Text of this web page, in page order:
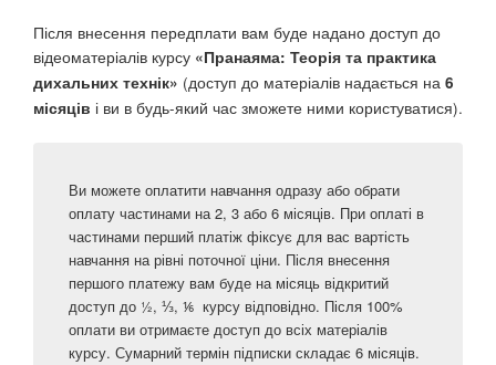
Після внесення передплати вам буде надано доступ до
відеоматеріалів курсу «Пранаяма: Теорія та практика
дихальних технік» (доступ до матеріалів надається на 6
місяців і ви в будь-який час зможете ними користуватися).
Ви можете оплатити навчання одразу або обрати
оплату частинами на 2, 3 або 6 місяців. При оплаті в
частинами перший платіж фіксує для вас вартість
навчання на рівні поточної ціни. Після внесення
першого платежу вам буде на місяць відкритий
доступ до ½, ⅓, ⅙ курсу відповідно. Після 100%
оплати ви отримаєте доступ до всіх матеріалів
курсу. Сумарний термін підписки складає 6 місяців.